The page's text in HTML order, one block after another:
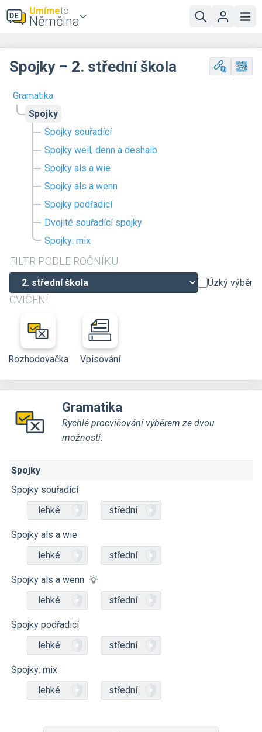
Umímeto
Němčina
Gramatika
Spojky
Spojky souřadící
Spojky weil, denn a deshalb
Spojky als a wie
Spojky als a wenn
Spojky podřadicí
Dvojité souřadící spojky
Spojky: mix
FILTR PODLE ROČNÍKU
Úzký výběr
CVIČENÍ
Rozhodovačka Vpisování
Spojky – 2. střední škola
Gramatika
Rychlé procvičování výběrem ze dvou
možností.
Spojky
Spojky souřadící
lehké
střední
Spojky als a wie
lehké
střední
Spojky als a wenn
lehké
střední
Spojky podřadicí
lehké
střední
Spojky: mix
lehké
střední